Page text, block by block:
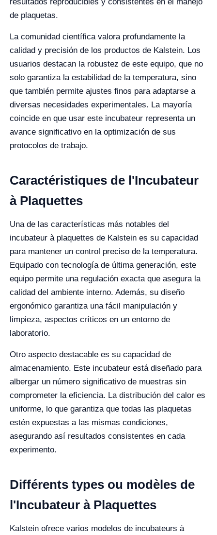
de plaquetas.
La comunidad científica valora profundamente la
calidad y precisión de los productos de Kalstein. Los
usuarios destacan la robustez de este equipo, que no
solo garantiza la estabilidad de la temperatura, sino
que también permite ajustes finos para adaptarse a
diversas necesidades experimentales. La mayoría
coincide en que usar este incubateur representa un
avance significativo en la optimización de sus
protocolos de trabajo.
Caractéristiques de l'Incubateur
à Plaquettes
Una de las características más notables del
incubateur à plaquettes de Kalstein es su capacidad
para mantener un control preciso de la temperatura.
Equipado con tecnología de última generación, este
equipo permite una regulación exacta que asegura la
calidad del ambiente interno. Además, su diseño
ergonómico garantiza una fácil manipulación y
limpieza, aspectos críticos en un entorno de
laboratorio.
Otro aspecto destacable es su capacidad de
almacenamiento. Este incubateur está diseñado para
albergar un número significativo de muestras sin
comprometer la eficiencia. La distribución del calor es
uniforme, lo que garantiza que todas las plaquetas
estén expuestas a las mismas condiciones,
asegurando así resultados consistentes en cada
experimento.
Différents types ou modèles de
l'Incubateur à Plaquettes
Kalstein ofrece varios modelos de incubateurs à